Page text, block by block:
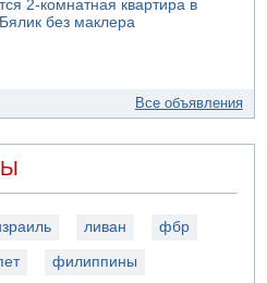
2-комнатная квартира в
без маклера
Все объявления
ливан фбр
филиппины